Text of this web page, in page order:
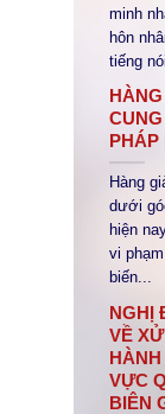
minh
hôn
tiếng
PHÁP
Hàng
dưới
hiện
vi
biến...
NGHỊ
VỀ
VỰC
BIÊN